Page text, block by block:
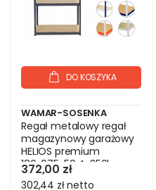
DO KOSZYKA
WAMAR-SOSENKA
Regał metalowy regał
magazynowy garażowy
HELIOS premium
180x075x50 4x350kg
372,00 zł
302,44 złnetto